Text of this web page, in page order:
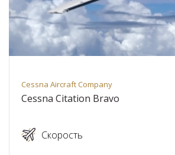
Cessna Aircraft Company
Cessna Citation Bravo
Скорость